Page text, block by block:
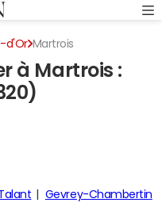
d'Or Martrois
à Martrois :
Gevrey-Chambertin